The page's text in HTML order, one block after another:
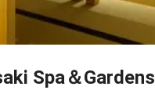
Spa＆Gardens